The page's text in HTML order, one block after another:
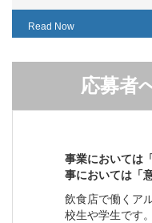
Read Now
応募者
事業においては
事においては「
飲食店で働くア
校生や学生です。